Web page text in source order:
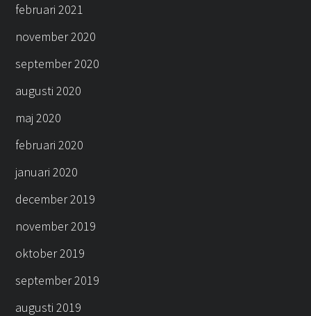
februari 2021
november 2020
september 2020
augusti 2020
maj 2020
februari 2020
januari 2020
december 2019
november 2019
oktober 2019
september 2019
augusti 2019